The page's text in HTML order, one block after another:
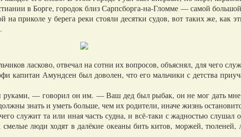
в Борге, городок близ Сарпсборга-на-Гломме — самой
приколе у берега реки стояли десятки судов, вот таких же, как
ласково, отвечал на сотни их вопросов, объяснял, для чего
капитан Амундсен был доволен, что его мальчики с детства
— говорил он им. — Ваш дед был рыбак, он не мог дать мне
знать и уметь больше, чем их родители, иначе жизнь
служит та или иная часть судна, и всё-таки с жадностью слушал
смелые люди ходят в далёкие океаны бить китов, моржей,